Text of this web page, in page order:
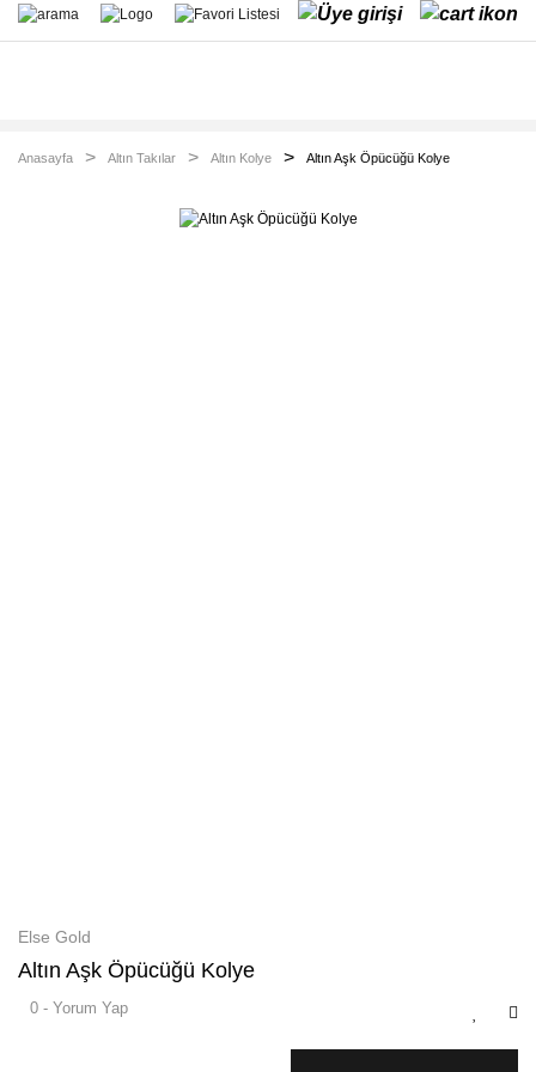
Anasayfa Altın Takılar Altın Kolye Altın Aşk Öpücüğü Kolye
Else Gold
Altın Aşk Öpücüğü Kolye
0 - Yorum Yap